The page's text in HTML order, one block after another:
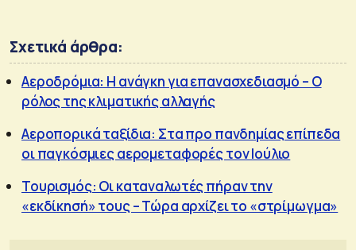
Σχετικά άρθρα:
Αεροδρόμια: Η ανάγκη για επανασχεδιασμό – Ο
ρόλος της κλιματικής αλλαγής
Αεροπορικά ταξίδια: Στα προ πανδημίας επίπεδα
οι παγκόσμιες αερομεταφορές τον Ιούλιο
Τουρισμός: Οι καταναλωτές πήραν την
«εκδίκησή» τους – Τώρα αρχίζει το «στρίμωγμα»